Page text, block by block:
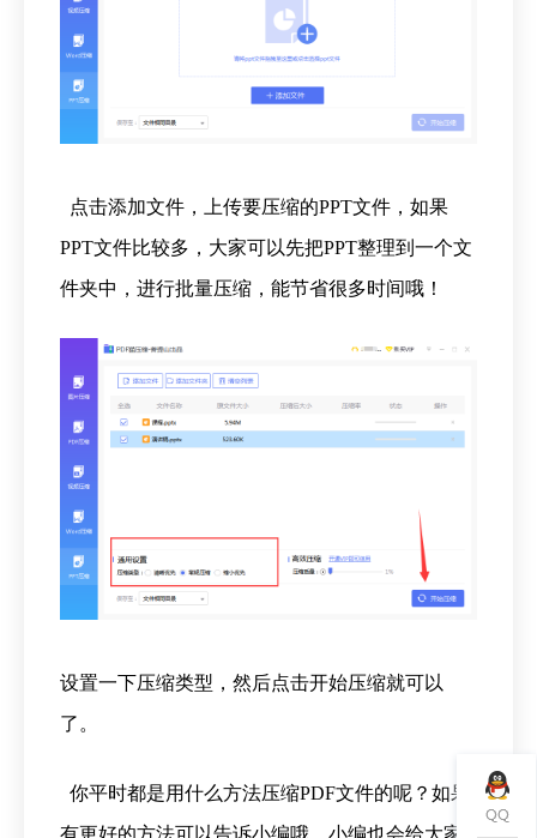
点击添加文件，上传要压缩的PPT文件，如果
PPT文件比较多，大家可以先把PPT整理到一个文
件夹中，进行批量压缩，能节省很多时间哦！
设置一下压缩类型，然后点击开始压缩就可以
了。
你平时都是用什么方法压缩PDF文件的呢？如果
有更好的方法可以告诉小编哦，小编也会给大家